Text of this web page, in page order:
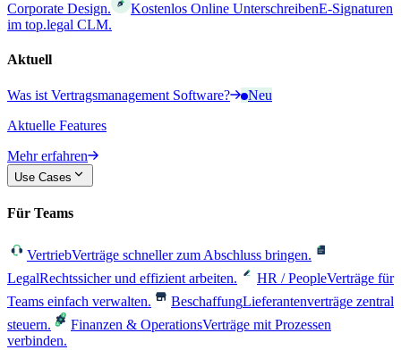
Corporate Design.
Kostenlos Online UnterschreibenE-Signaturen
im top.legal CLM.
Aktuell
Was ist Vertragsmanagement Software?
Neu
Aktuelle Features
Mehr erfahren
Use Cases
Für Teams
VertriebVerträge schneller zum Abschluss bringen.
LegalRechtssicher und effizient arbeiten. HR / PeopleVerträge für
Teams einfach verwalten.
BeschaffungLieferantenverträge zentral
steuern.
Finanzen & OperationsVerträge mit Prozessen
verbinden.